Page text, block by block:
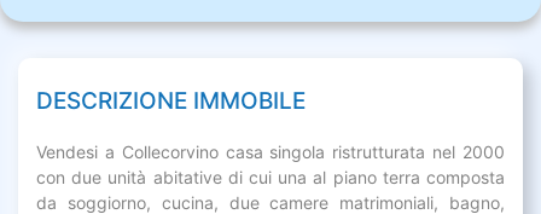
DESCRIZIONE IMMOBILE
Vendesi a Collecorvino casa singola ristrutturata nel 2000
con due unità abitative di cui una al piano terra composta
da soggiorno, cucina, due camere matrimoniali, bagno,